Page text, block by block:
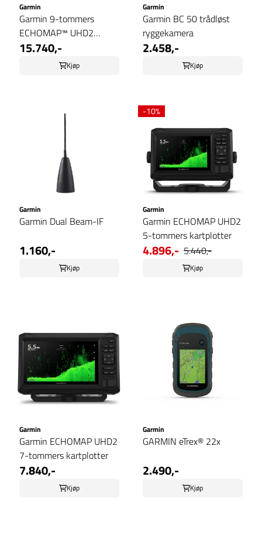
Garmin
Garmin 9-tommers
ECHOMAP™ UHD2
kartplottere
15.740,-
Kjøp
Garmin
Garmin BC 50 trådløst
ryggekamera
2.458,-
Kjøp
Garmin
Garmin Dual Beam-IF
1.160,-
Kjøp
-10%
Garmin
Garmin ECHOMAP UHD2
5-tommers kartplotter
4.896,- 5.440,-
Kjøp
Garmin
Garmin ECHOMAP UHD2
7-tommers kartplotter
7.840,-
Kjøp
Garmin
GARMIN eTrex® 22x
2.490,-
Kjøp